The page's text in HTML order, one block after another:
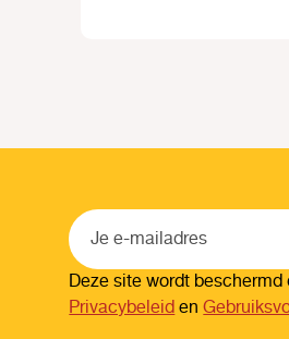
Deze site wordt
Privacybeleiden